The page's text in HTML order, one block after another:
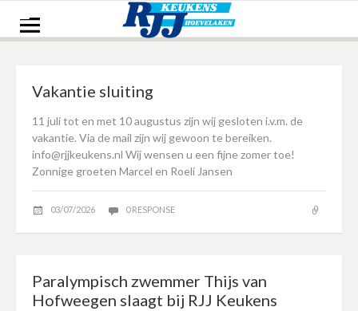
inhoud
Vakantie sluiting
11 juli tot en met 10 augustus zijn wij gesloten i.v.m. de
vakantie. Via de mail zijn wij gewoon te bereiken.
info@rjjkeukens.nl Wij wensen u een fijne zomer toe!
Zonnige groeten Marcel en Roeli Jansen
03/07/2026 0 RESPONSE
Paralympisch zwemmer Thijs van
Hofweegen slaagt bij RJJ Keukens